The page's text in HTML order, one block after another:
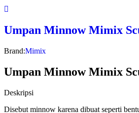
Umpan Minnow Mimix
Brand:Mimix
Umpan Minnow Mimix
Deskripsi
Disebut minnow karena dibuat seperti